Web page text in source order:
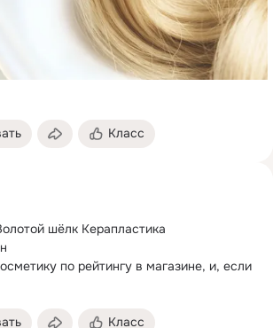
Класс
шёлк Керапластика
по рейтингу в магазине, и, если
Класс